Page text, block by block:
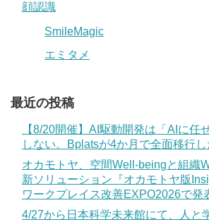
顔認識
SmileMagic
エミタメ
最近の投稿
【8/20開催】AI駆動開発は「AIに任
しない。Bplatsが4か月で全面移行
オカモトヤ、空間Well-beingと組織
新ソリューション『オカモトヤ版
ワークプレイス改善EXPO2026で発
4/27から日本科学未来館にて、人と